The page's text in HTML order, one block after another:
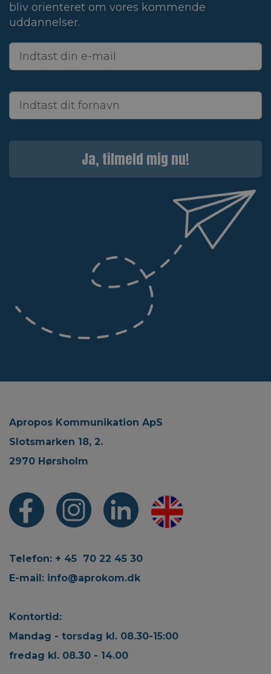
bliv orienteret om vores kommende
uddannelser.
Ja, tilmeld mig nu!
Apropos Kommunikation ApS
Slotsmarken 18, 2.
2970 Hørsholm
Telefon: + 45 70 22 45 30
E-mail: info@aprokom.dk
Kontortid:
Mandag - torsdag kl. 08.30-15:00
fredag kl. 08.30 - 14.00